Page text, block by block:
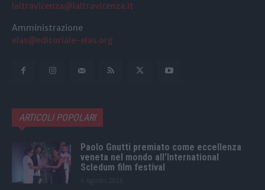
laltravicenza@laltravicenza.it
Amministrazione
elas@editoriale-elas.org
ARTICOLI POPOLARI
Paolo Gnutti premiato come eccellenza
veneta nel mondo all’International
Scledum film festival